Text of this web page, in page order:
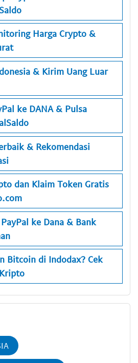
Harga Crypto &
& Kirim Uang Luar
ke DANA & Pulsa
& Rekomendasi
dan Klaim Token Gratis
ke Dana & Bank
Bitcoin di Indodax? Cek